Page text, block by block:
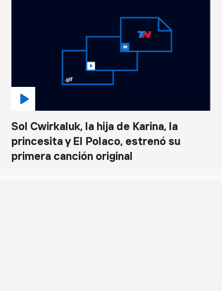
Sol Cwirkaluk, la hija de Karina, la
princesita y El Polaco, estrenó su
primera canción original